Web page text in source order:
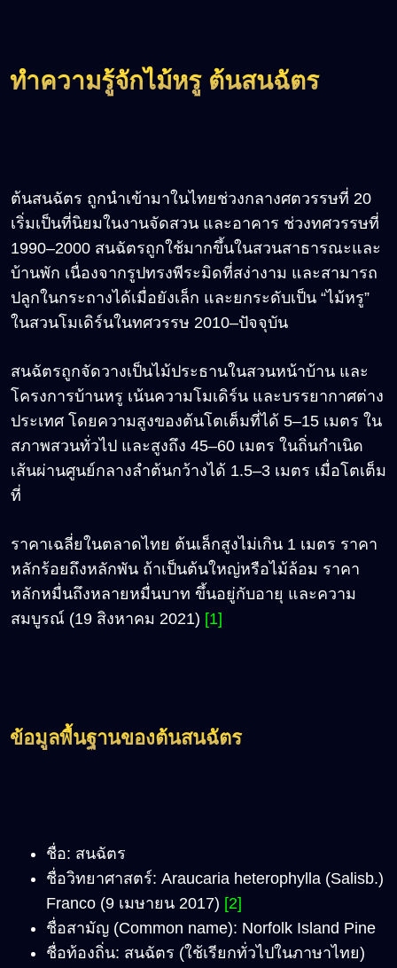
ทำความรู้จักไม้หรู ต้นสนฉัตร
ต้นสนฉัตร ถูกนำเข้ามาในไทยช่วงกลางศตวรรษที่ 20
เริ่มเป็นที่นิยมในงานจัดสวน และอาคาร ช่วงทศวรรษที่
1990–2000 สนฉัตรถูกใช้มากขึ้นในสวนสาธารณะและ
บ้านพัก เนื่องจากรูปทรงพีระมิดที่สง่างาม และสามารถ
ปลูกในกระถางได้เมื่อยังเล็ก และยกระดับเป็น “ไม้หรู”
ในสวนโมเดิร์นในทศวรรษ 2010–ปัจจุบัน
สนฉัตรถูกจัดวางเป็นไม้ประธานในสวนหน้าบ้าน และ
โครงการบ้านหรู เน้นความโมเดิร์น และบรรยากาศต่าง
ประเทศ โดยความสูงของต้นโตเต็มที่ได้ 5–15 เมตร ใน
สภาพสวนทั่วไป และสูงถึง 45–60 เมตร ในถิ่นกำเนิด
เส้นผ่านศูนย์กลางลำต้นกว้างได้ 1.5–3 เมตร เมื่อโตเต็ม
ที่
ราคาเฉลี่ยในตลาดไทย ต้นเล็กสูงไม่เกิน 1 เมตร ราคา
หลักร้อยถึงหลักพัน ถ้าเป็นต้นใหญ่หรือไม้ล้อม ราคา
หลักหมื่นถึงหลายหมื่นบาท ขึ้นอยู่กับอายุ และความ
สมบูรณ์ (19 สิงหาคม 2021) [1]
ข้อมูลพื้นฐานของต้นสนฉัตร
ชื่อ: สนฉัตร
ชื่อวิทยาศาสตร์: Araucaria heterophylla (Salisb.)
Franco (9 เมษายน 2017) [2]
ชื่อสามัญ (Common name): Norfolk Island Pine
ชื่อท้องถิ่น: สนฉัตร (ใช้เรียกทั่วไปในภาษาไทย)